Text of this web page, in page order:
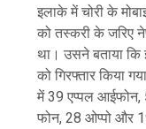
इलाके में चोरी के
को तस्करी के जरिए
था। उसने बताया कि
को गिरफ्तार किया
में 39 एप्पल
फोन, 28 ओप्पो और